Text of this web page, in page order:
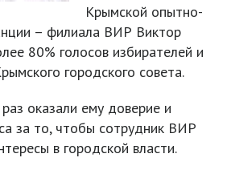
Крымской опытно-
– филиала ВИР Виктор
80% голосов избирателей и
городского совета.
оказали ему доверие и
за то, чтобы сотрудник ВИР
в городской власти.